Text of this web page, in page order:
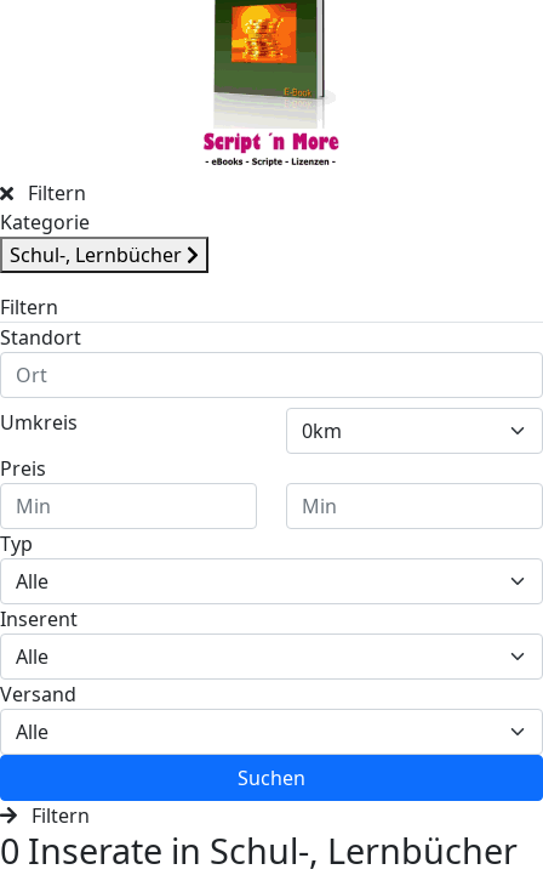
Filtern
Kategorie
Schul-, Lernbücher
Filtern
Standort
Umkreis
Preis
Typ
Inserent
Versand
Suchen
Filtern
0 Inserate in Schul-, Lernbücher